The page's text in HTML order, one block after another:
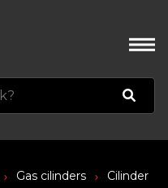
Gas cilinders
Cilinder